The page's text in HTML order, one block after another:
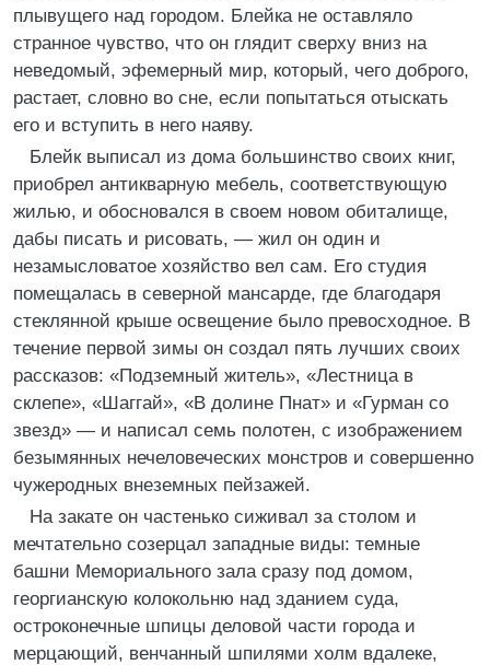
плывущего над городом. Блейка не оставляло
странное чувство, что он глядит сверху вниз на
неведомый, эфемерный мир, который, чего доброго,
растает, словно во сне, если попытаться отыскать
его и вступить в него наяву.
Блейк выписал из дома большинство своих книг,
приобрел антикварную мебель, соответствующую
жилью, и обосновался в своем новом обиталище,
дабы писать и рисовать, — жил он один и
незамысловатое хозяйство вел сам. Его студия
помещалась в северной мансарде, где благодаря
стеклянной крыше освещение было превосходное. В
течение первой зимы он создал пять лучших своих
рассказов: «Подземный житель», «Лестница в
склепе», «Шаггай», «В долине Пнат» и «Гурман со
звезд» — и написал семь полотен, с изображением
безымянных нечеловеческих монстров и совершенно
чужеродных внеземных пейзажей.
На закате он частенько сиживал за столом и
мечтательно созерцал западные виды: темные
башни Мемориального зала сразу под домом,
георгианскую колокольню над зданием суда,
остроконечные шпицы деловой части города и
мерцающий, венчанный шпилями холм вдалеке,